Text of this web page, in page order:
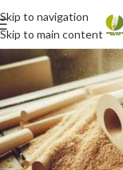
Skip to navigation
Skip to main content